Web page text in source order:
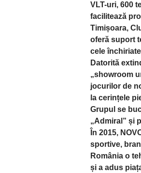
VLT-uri, 600
facilitează
Timișoara,
oferă suport
cele
Datorită
„showroom
jocurilor de
la cerințele
Grupul se
„Admiral” și
În 2015,
sportive,
România o
și a adus